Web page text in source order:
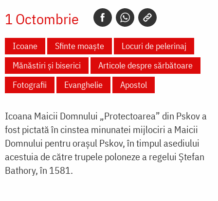
1 Octombrie
Icoane Sfinte moaște
Locuri de pelerinaj
Mănăstiri și biserici
Articole despre sărbătoare
Fotografii
Evanghelie Apostol
Icoana Maicii Domnului „Protectoarea” din Pskov a
fost pictată în cinstea minunatei mijlociri a Maicii
Domnului pentru orașul Pskov, în timpul asediului
acestuia de către trupele poloneze a regelui Ștefan
Bathory, în 1581.